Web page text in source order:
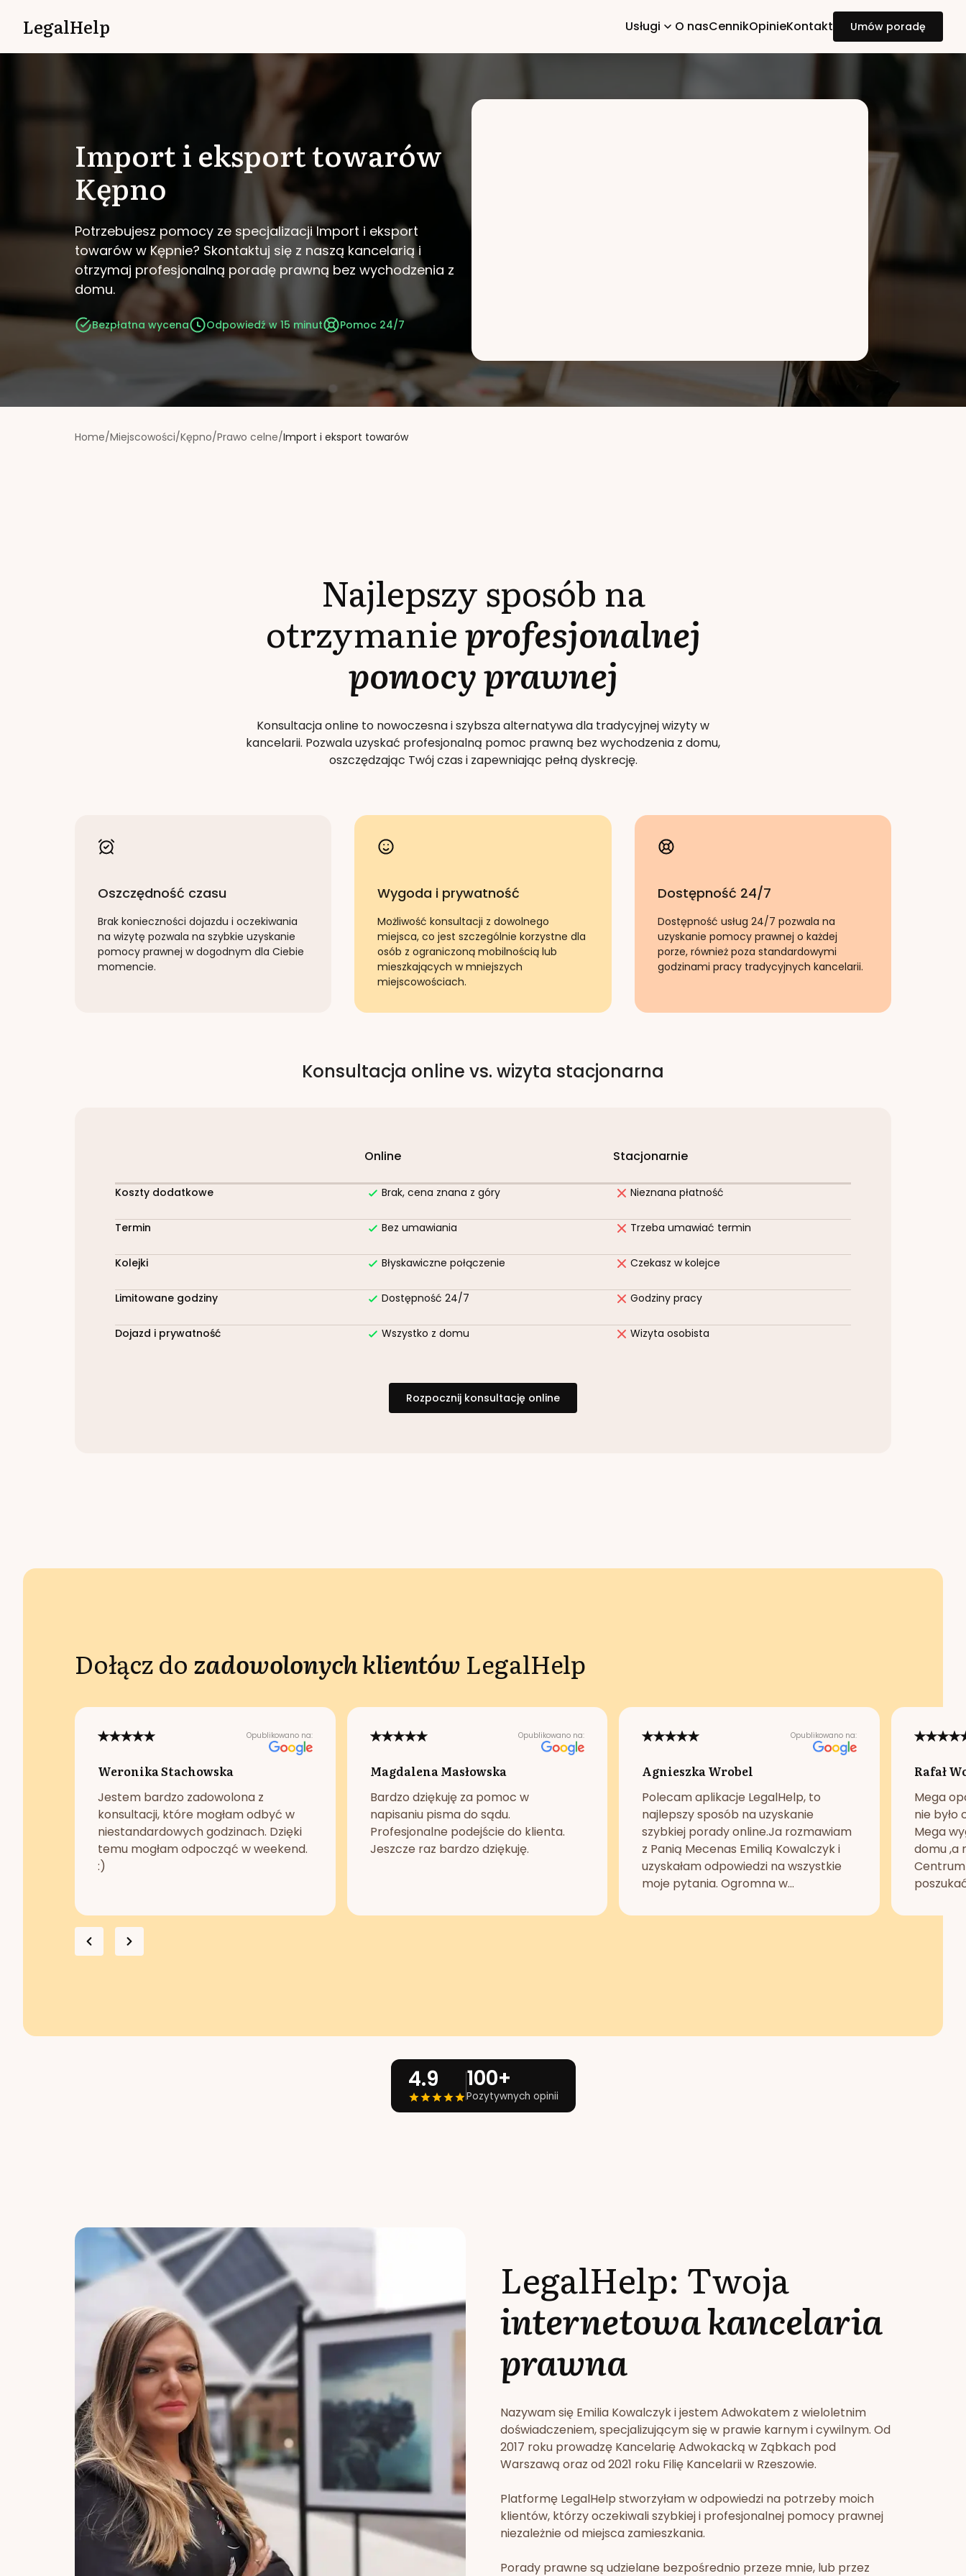
LegalHelp Usługi O nasCennikOpinieKontakt Umów poradę
Import i eksport towarów
Kępno
Potrzebujesz pomocy ze specjalizacji Import i eksport
towarów w Kępnie? Skontaktuj się z naszą kancelarią i
otrzymaj profesjonalną poradę prawną bez wychodzenia z
domu.
Bezpłatna wycena Odpowiedź w 15 minut Pomoc 24/7
Home/Miejscowości/Kępno/Prawo celne/Import i eksport towarów
Najlepszy sposób na
otrzymanieprofesjonalnej
pomocy prawnej
Konsultacja online to nowoczesna i szybsza alternatywa dla tradycyjnej wizyty w
kancelarii. Pozwala uzyskać profesjonalną pomoc prawną bez wychodzenia z domu,
oszczędzając Twój czas i zapewniając pełną dyskrecję.
Oszczędność czasu
Brak konieczności dojazdu i oczekiwania
na wizytę pozwala na szybkie uzyskanie
pomocy prawnej w dogodnym dla Ciebie
momencie.
Wygoda i prywatność
Możliwość konsultacji z dowolnego
miejsca, co jest szczególnie korzystne dla
osób z ograniczoną mobilnością lub
mieszkających w mniejszych
miejscowościach.
Dostępność 24/7
Dostępność usług 24/7 pozwala na
uzyskanie pomocy prawnej o każdej
porze, również poza standardowymi
godzinami pracy tradycyjnych kancelarii.
Konsultacja online vs. wizyta stacjonarna
Online Stacjonarnie
Koszty dodatkowe Brak, cena znana z góry Nieznana płatność
Termin Bez umawiania Trzeba umawiać termin
Kolejki Błyskawiczne połączenie Czekasz w kolejce
Limitowane godziny Dostępność 24/7 Godziny pracy
Dojazd i prywatność Wszystko z domu Wizyta osobista
Rozpocznij konsultację online
Dołącz do zadowolonych klientów LegalHelp
Opublikowano na:
Weronika Stachowska
Jestem bardzo zadowolona z
konsultacji, które mogłam odbyć w
niestandardowych godzinach. Dzięki
temu mogłam odpocząć w weekend.
:)
Opublikowano na:
Magdalena Masłowska
Bardzo dziękuję za pomoc w
napisaniu pisma do sądu.
Profesjonalne podejście do klienta.
Jeszcze raz bardzo dziękuję.
Opublikowano na:
Agnieszka Wrobel
Polecam aplikacje LegalHelp, to
najlepszy sposób na uzyskanie
szybkiej porady online.Ja rozmawiam
z Panią Mecenas Emilią Kowalczyk i
uzyskałam odpowiedzi na wszystkie
moje pytania. Ogromna w...
Rafał
Mega
nie było
Mega
domu ,a
4.9 100+
Pozytywnych opinii
LegalHelp: Twoja
internetowa kancelaria
prawna
Nazywam się Emilia Kowalczyk i jestem Adwokatem z wieloletnim
doświadczeniem, specjalizującym się w prawie karnym i cywilnym. Od
2017 roku prowadzę Kancelarię Adwokacką w Ząbkach pod
Warszawą oraz od 2021 roku Filię Kancelarii w Rzeszowie.
Platformę LegalHelp stworzyłam w odpowiedzi na potrzeby moich
klientów, którzy oczekiwali szybkiej i profesjonalnej pomocy prawnej
niezależnie od miejsca zamieszkania.
Porady prawne są udzielane bezpośrednio przeze mnie, lub przez